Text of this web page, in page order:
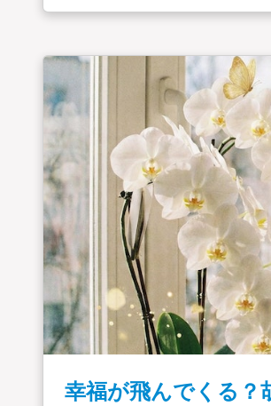
幸福が飛んでくる？